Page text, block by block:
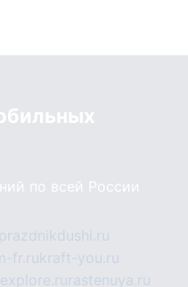
по всей России
prazdnikdushi.ru
fr.rukraft-you.ru
rastenuya.ru